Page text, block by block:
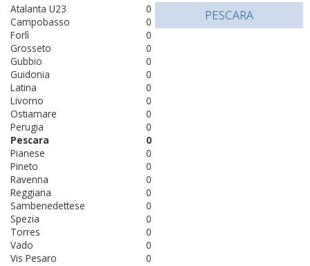
0
Atalanta U23
0
Campobasso
0
Forlì
0
Grosseto
0
Gubbio
0
Guidonia
0
Latina
0
Livorno
0
Ostiamare
0
Perugia
0
Pescara
0
Pianese
0
Pineto
0
Ravenna
0
Reggiana
0
Sambenedettese
0
Spezia
0
Torres
0
Vado
0
Vis Pesaro
PESCARA